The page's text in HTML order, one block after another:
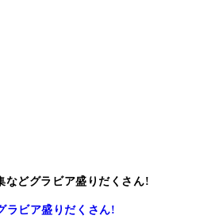
などグラビア盛りだくさん!
ラビア盛りだくさん!